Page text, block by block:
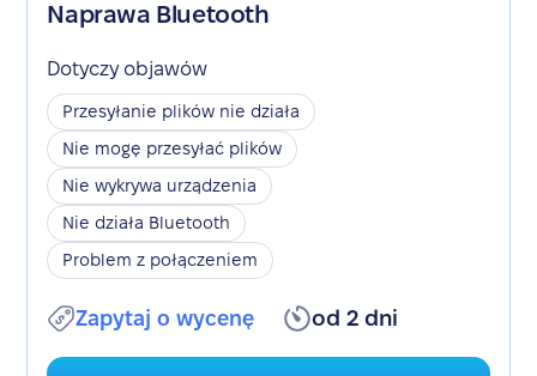
Naprawa Bluetooth
Dotyczy objawów
Przesyłanie plików nie działa
Nie mogę przesyłać plików
Nie wykrywa urządzenia
Nie działa Bluetooth
Problem z połączeniem
Zapytaj o wycenę od 2 dni